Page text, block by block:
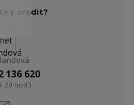
poradit?
136 620
20 hod.)